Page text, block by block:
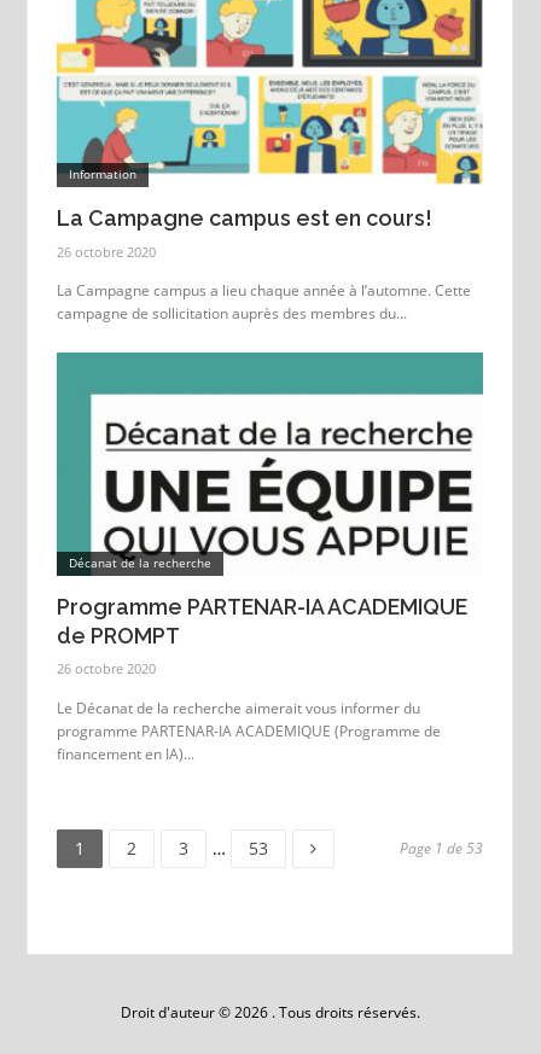
Information
La Campagne campus est en cours!
26 octobre 2020
La Campagne campus a lieu chaque année à l’automne. Cette
campagne de sollicitation auprès des membres du...
Décanat de la recherche
Programme PARTENAR-IA ACADEMIQUE
de PROMPT
26 octobre 2020
Le Décanat de la recherche aimerait vous informer du
programme PARTENAR-IA ACADEMIQUE (Programme de
financement en IA)...
Page
1 Page
2 Page
3 … Page
53 Page 1 de 53
Droit d'auteur © 2026 . Tous droits réservés.